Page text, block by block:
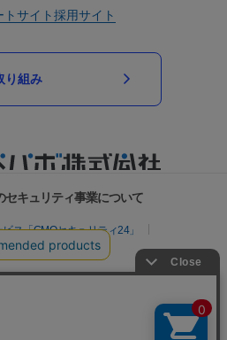
トサイト採用サイト
り組み
キュリティ事業について
ス「GMOセキュリティ24」
スク診断